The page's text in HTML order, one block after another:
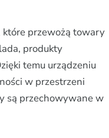
przewożą towary
produkty
temu urządzeniu
w przestrzeni
są przechowywane w